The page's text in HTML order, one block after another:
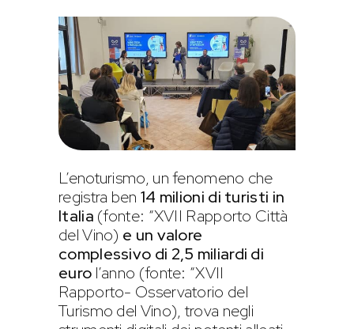
L’enoturismo, un fenomeno che
registra ben 14 milioni di turisti in
Italia (fonte: “XVII Rapporto Città
del Vino) e un valore
complessivo di 2,5 miliardi di
euro l’anno (fonte: “XVII
Rapporto- Osservatorio del
Turismo del Vino), trova negli